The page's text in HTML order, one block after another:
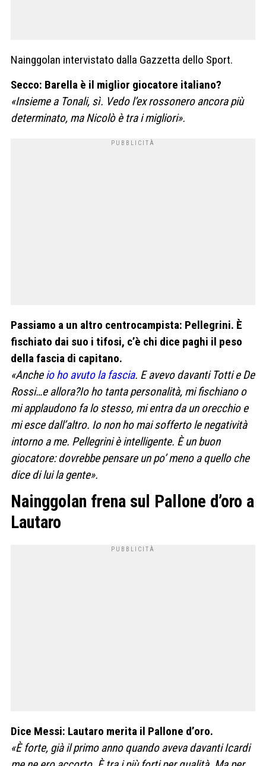
Nainggolan intervistato dalla Gazzetta dello Sport.
Secco: Barella è il miglior giocatore italiano?
«Insieme a Tonali, sì. Vedo l’ex rossonero ancora più
determinato, ma Nicolò è tra i migliori».
Passiamo a un altro centrocampista: Pellegrini. È
fischiato dai suo i tifosi, c’è chi dice paghi il peso
della fascia di capitano.
«Ancheio ho avuto la fascia. E avevo davanti Totti e De
Rossi…e allora?Io ho tanta personalità, mi fischiano o
mi applaudono fa lo stesso, mi entra da un orecchio e
mi esce dall’altro. Io non ho mai sofferto le negatività
intorno a me. Pellegrini è intelligente. È un buon
giocatore: dovrebbe pensare un po’ meno a quello che
dice di lui la gente».
Nainggolan frena sul Pallone d’oro a
Lautaro
Dice Messi: Lautaro merita il Pallone d’oro.
«È forte, già il primo anno quando aveva davanti Icardi